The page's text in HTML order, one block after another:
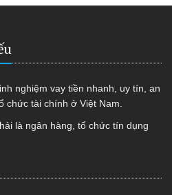
nghiệm vay tiền nhanh, uy tín, an
chức tài chính ở Việt Nam.
là ngân hàng, tổ chức tín dụng